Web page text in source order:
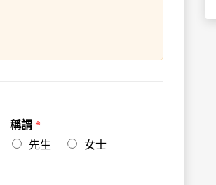
稱謂 *
先生
女士